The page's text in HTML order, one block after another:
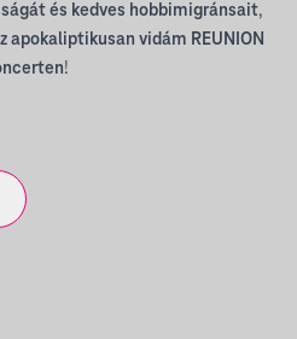
és kedves hobbimigránsait,
apokaliptikusan vidám REUNION
!